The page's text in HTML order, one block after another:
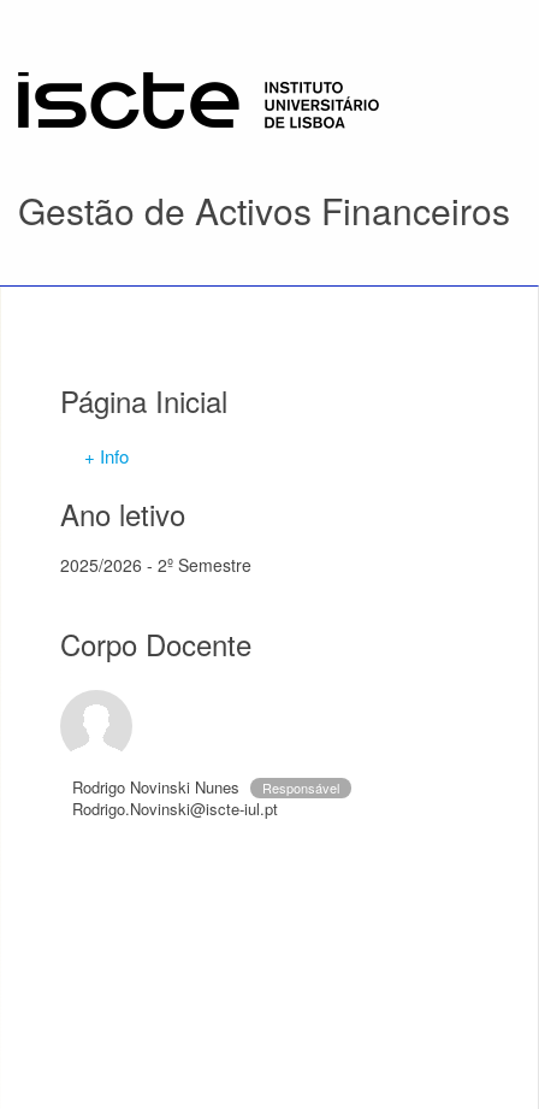
Gestão de Activos Financeiros
Página Inicial
+ Info
Ano letivo
2025/2026 - 2º Semestre
Corpo Docente
Rodrigo Novinski Nunes Responsável
Rodrigo.Novinski@iscte-iul.pt